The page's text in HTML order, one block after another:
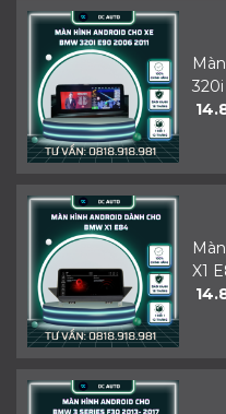
X1